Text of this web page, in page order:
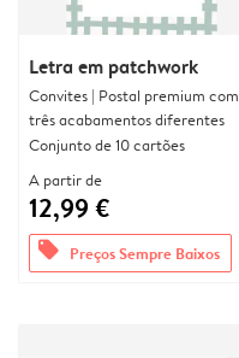
Letra em patchwork
Convites | Postal premium com
três acabamentos diferentes
Conjunto de 10 cartões
A partir de
12,99 €
offers Preços Sempre Baixos